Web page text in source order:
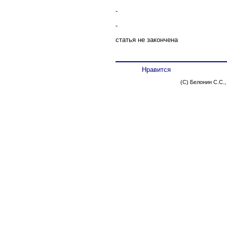
-
-
статья не закончена
Нравится
(C) Белонин С.С.,